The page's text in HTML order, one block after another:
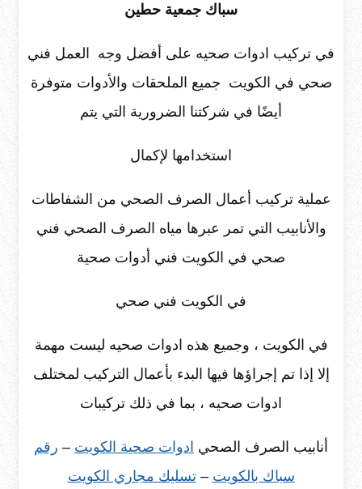
سباك جمعية حطين
في تركيب ادوات صحيه على أفضل وجه العمل فني
صحي في الكويت جميع الملحقات والأدوات متوفرة
أيضًا في شركتنا الضرورية التي يتم
استخدامها لإكمال
عملية تركيب أعمال الصرف الصحي من الشفاطات
والأنابيب التي تمر عبرها مياه الصرف الصحي فني
صحي في الكويت فني أدوات صحية
في الكويت فني صحي
في الكويت ، وجميع هذه ادوات صحيه ليست مهمة
إلا إذا تم إجراؤها فيها البدء بأعمال التركيب لمختلف
ادوات صحيه ، بما في ذلك تركيبات
أنابيب الصرف الصحي ادوات صحية الكويت – رقم
سباك بالكويت –تسليك مجاري الكويت